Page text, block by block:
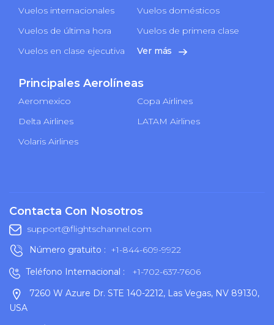
Vuelos internacionales
Vuelos domésticos
Vuelos de última hora
Vuelos de primera clase
Vuelos en clase ejecutiva
Ver más
Principales Aerolíneas
Aeromexico
Copa Airlines
Delta Airlines
LATAM Airlines
Volaris Airlines
Contacta Con Nosotros
support@flightschannel.com
Número gratuito : +1-844-609-9922
Teléfono Internacional :
+1-702-637-7606
7260 W Azure Dr. STE 140-2212, Las Vegas, NV 89130,
USA